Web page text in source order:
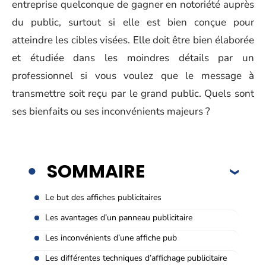
entreprise quelconque de gagner en notoriété auprès
du public, surtout si elle est bien conçue pour
atteindre les cibles visées. Elle doit être bien élaborée
et étudiée dans les moindres détails par un
professionnel si vous voulez que le message à
transmettre soit reçu par le grand public. Quels sont
ses bienfaits ou ses inconvénients majeurs ?
SOMMAIRE
Le but des affiches publicitaires
Les avantages d’un panneau publicitaire
Les inconvénients d’une affiche pub
Les différentes techniques d’affichage publicitaire